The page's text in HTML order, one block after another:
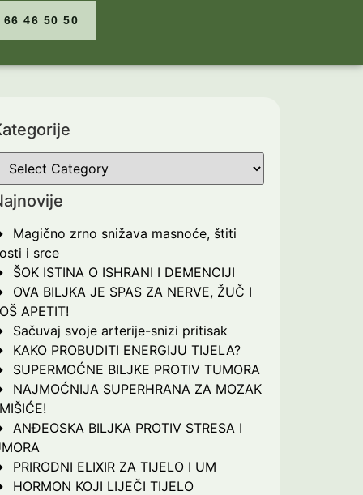
66 46 50 50
Magično zrno snižava masnoće, štiti
i srce
ŠOK ISTINA O ISHRANI I DEMENCIJI
OVA BILJKA JE SPAS ZA NERVE, ŽUČ I
APETIT!
Sačuvaj svoje arterije-snizi pritisak
KAKO PROBUDITI ENERGIJU TIJELA?
SUPERMOĆNE BILJKE PROTIV TUMORA
NAJMOĆNIJA SUPERHRANA ZA MOZAK
ANĐEOSKA BILJKA PROTIV STRESA I
PRIRODNI ELIXIR ZA TIJELO I UM
HORMON KOJI LIJEČI TIJELO